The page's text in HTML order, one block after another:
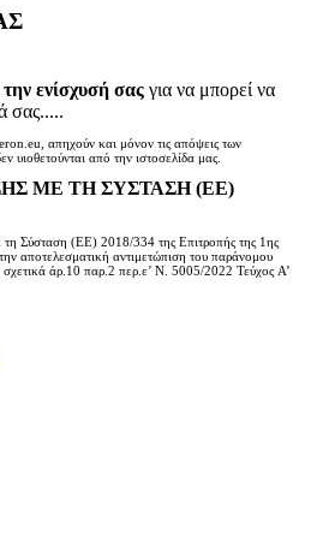
την ενίσχυσή σας για να μπορεί να
σας.....
απηχούν και μόνον τις απόψεις των
υιοθετούνται από την ιστοσελίδα μας.
ΜΕ ΤΗ ΣΥΣΤΑΣΗ (ΕΕ)
Σύσταση (ΕΕ) 2018/334 της Επιτροπής της 1ης
αποτελεσματική αντιμετώπιση του παράνομου
άρ.10 παρ.2 περ.ε’ Ν. 5005/2022 Τεύχος A’